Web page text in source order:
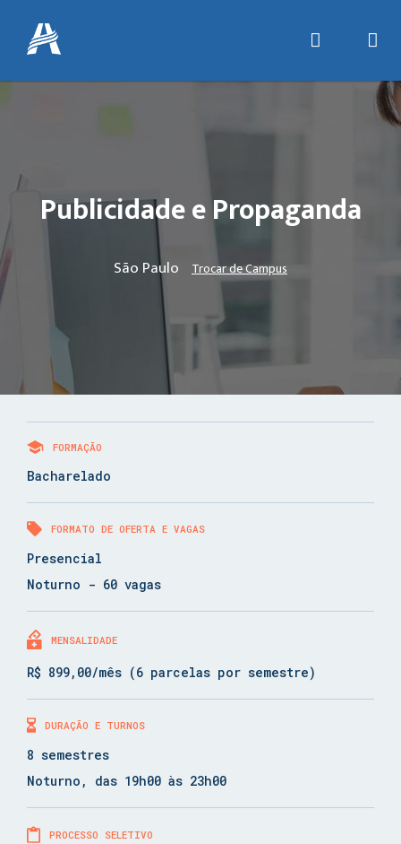
Publicidade e Propaganda
São Paulo Trocar de Campus
FORMAÇÃO
Bacharelado
FORMATO DE OFERTA E VAGAS
Presencial
Noturno - 60 vagas
MENSALIDADE
R$ 899,00/mês (6 parcelas por semestre)
DURAÇÃO E TURNOS
8 semestres
Noturno, das 19h00 às 23h00
PROCESSO SELETIVO